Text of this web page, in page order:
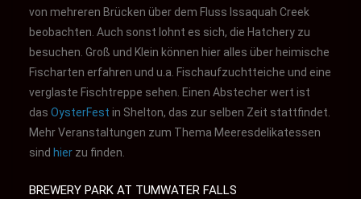
von mehreren Brücken über dem Fluss Issaquah Creek
beobachten. Auch sonst lohnt es sich, die Hatchery zu
besuchen. Groß und Klein können hier alles über heimische
Fischarten erfahren und u.a. Fischaufzuchtteiche und eine
verglaste Fischtreppe sehen. Einen Abstecher wert ist
das OysterFest in Shelton, das zur selben Zeit stattfindet.
Mehr Veranstaltungen zum Thema Meeresdelikatessen
sind hier zu finden.
BREWERY PARK AT TUMWATER FALLS